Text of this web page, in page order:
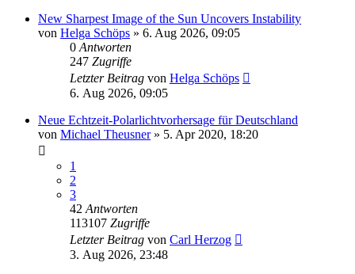
New Sharpest Image of the Sun Uncovers Instability
von Helga Schöps » 6. Aug 2026, 09:05
0 Antworten
247 Zugriffe
Letzter Beitrag von Helga Schöps
6. Aug 2026, 09:05
Neue Echtzeit-Polarlichtvorhersage für Deutschland
von Michael Theusner» 5. Apr 2020, 18:20
1
2
3
42 Antworten
113107 Zugriffe
Letzter Beitrag von Carl Herzog
3. Aug 2026, 23:48